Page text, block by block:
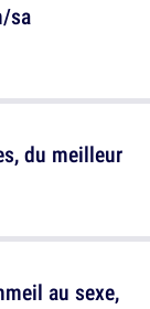
sa
au sexe,
du meilleur